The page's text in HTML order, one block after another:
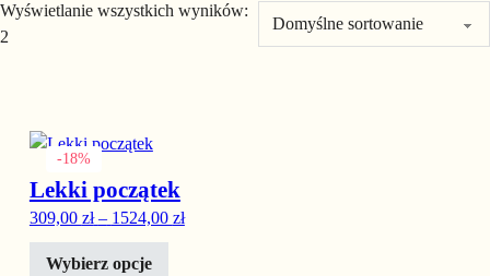
Wyświetlanie wszystkich wyników:
2
-18%
Lekki początek
309,00 zł – 1524,00 złZakres cen: od 309,00 zł do 1524,00 zł
Wybierz opcje
Ten produkt ma wiele wariantów. Opcje można wybrać na stronie